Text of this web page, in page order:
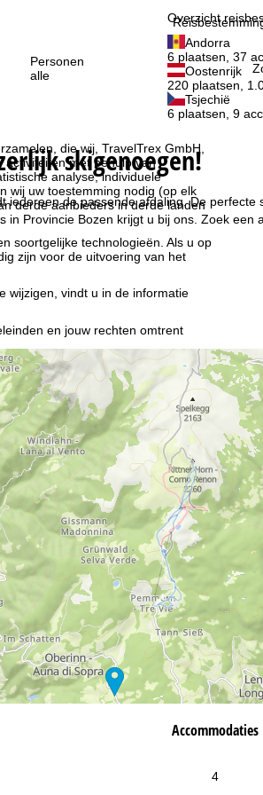
die wij, TravelTrex GmbH,
activiteiten met behulp van
analyse, individuele
wij uw toestemming nodig (op elk
derde aanbieders in derde landen
soortgelijke technologieën. Als u op
zijn voor de uitvoering van het
wijzigen, vindt u in de informatie
en jouw rechten omtrent
Overzicht
Andorra
6 plaatsen, 37
Oostenrijk
220 plaatsen,
Tsjechië
6 plaatsen, 9
Personen
alle
skigenoegen!
de passende afdaling. De perfecte
Provincie Bozen krijgt u bij ons. Zoek een
Accommodaties
4